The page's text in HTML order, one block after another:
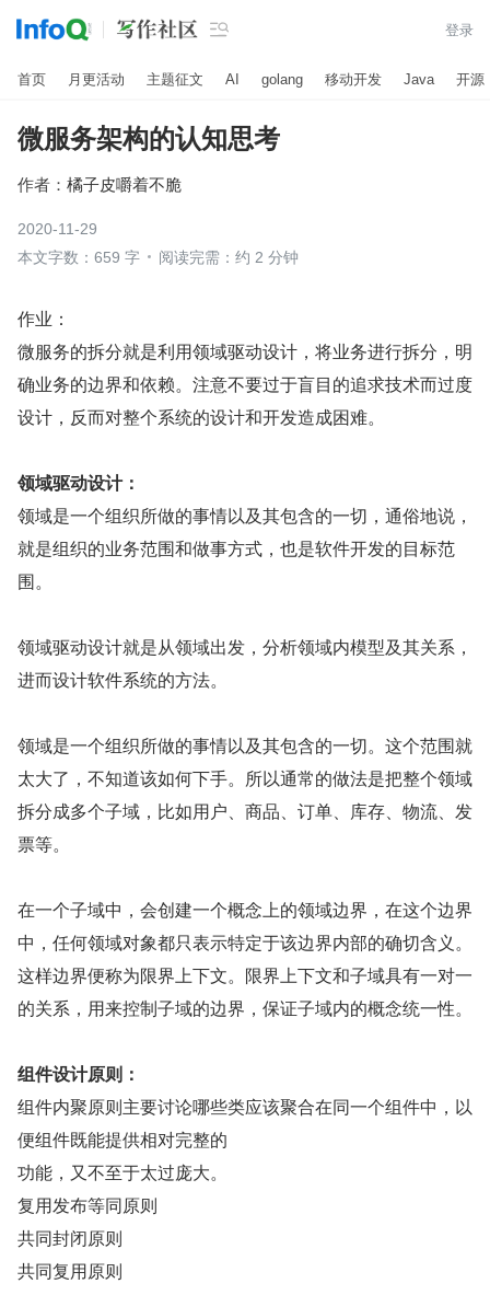
 登录
首页 月更活动 主题征文 AI golang 移动开发 Java 开源
微服务架构的认知思考
作者： 橘子皮嚼着不脆
2020-11-29
本文字数：659 字
阅读完需：约 2 分钟
作业：
微服务的拆分就是利用领域驱动设计，将业务进行拆分，明
确业务的边界和依赖。注意不要过于盲目的追求技术而过度
设计，反而对整个系统的设计和开发造成困难。
领域驱动设计：
领域是一个组织所做的事情以及其包含的一切，通俗地说，
就是组织的业务范围和做事方式，也是软件开发的目标范
围。
领域驱动设计就是从领域出发，分析领域内模型及其关系，
进而设计软件系统的方法。
领域是一个组织所做的事情以及其包含的一切。这个范围就
太大了，不知道该如何下手。所以通常的做法是把整个领域
拆分成多个子域，比如用户、商品、订单、库存、物流、发
票等。
在一个子域中，会创建一个概念上的领域边界，在这个边界
中，任何领域对象都只表示特定于该边界内部的确切含义。
这样边界便称为限界上下文。限界上下文和子域具有一对一
的关系，用来控制子域的边界，保证子域内的概念统一性。
组件设计原则：
组件内聚原则主要讨论哪些类应该聚合在同一个组件中，以
便组件既能提供相对完整的
功能，又不至于太过庞大。
复用发布等同原则
共同封闭原则
共同复用原则